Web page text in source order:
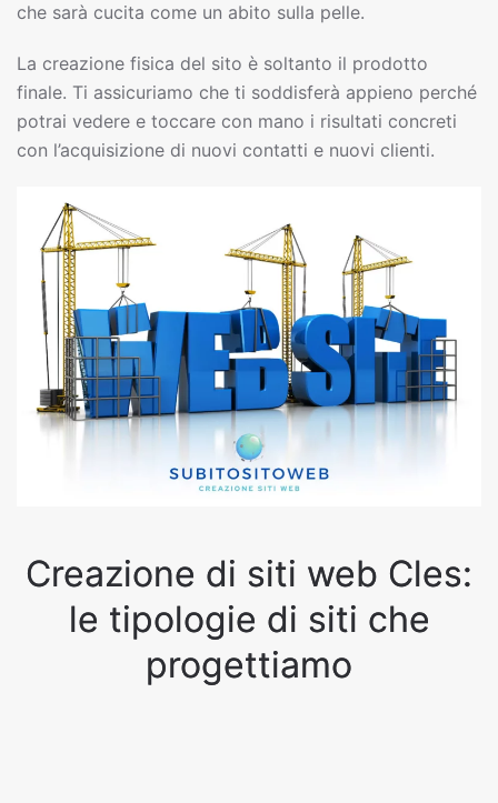
che sarà cucita come un abito sulla pelle.
La creazione fisica del sito è soltanto il prodotto
finale. Ti assicuriamo che ti soddisferà appieno perché
potrai vedere e toccare con mano i risultati concreti
con l’acquisizione di nuovi contatti e nuovi clienti.
Creazione di siti web Cles:
le tipologie di siti che
progettiamo